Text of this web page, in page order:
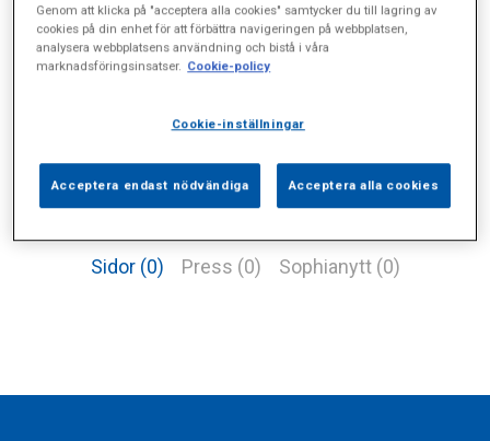
Sidor (0) Press (0) Sophianytt (0)
Genom att klicka på "acceptera alla cookies" samtycker du till lagring av
cookies på din enhet för att förbättra navigeringen på webbplatsen,
analysera webbplatsens användning och bistå i våra
marknadsföringsinsatser. Cookie-policy
Cookie-inställningar
Acceptera endast nödvändiga Acceptera alla cookies